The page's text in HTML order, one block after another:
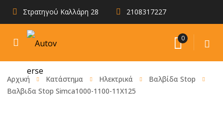
Στρατηγού Καλλάρη 28 2108317227
0
Αρχική Κατάστημα Ηλεκτρικά
Βαλβίδα Stop
Βαλβιδα Stop Simca1000-1100-11X125